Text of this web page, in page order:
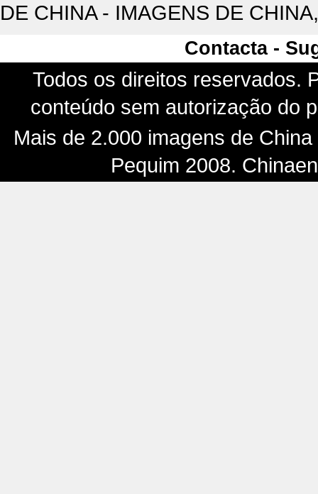
DE CHINA - IMAGENS DE
Contacta -
Todos os direitos reservados.
conteúdo sem autorização do
Mais de 2.000 imagens de
Pequim 2008.